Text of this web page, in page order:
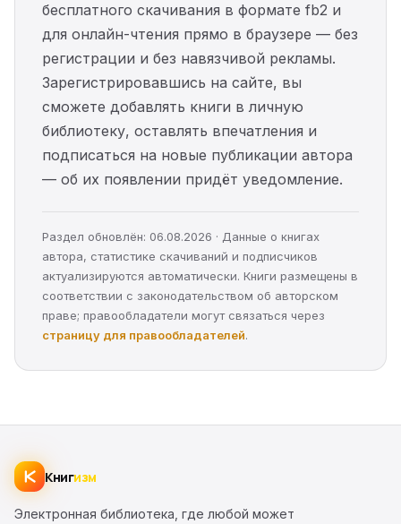
бесплатного скачивания в формате fb2 и
для онлайн-чтения прямо в браузере — без
регистрации и без навязчивой рекламы.
Зарегистрировавшись на сайте, вы
сможете добавлять книги в личную
библиотеку, оставлять впечатления и
подписаться на новые публикации автора
— об их появлении придёт уведомление.
Раздел обновлён: 06.08.2026 · Данные о книгах
автора, статистике скачиваний и подписчиков
актуализируются автоматически. Книги размещены в
соответствии с законодательством об авторском
праве; правообладатели могут связаться через
страницу для правообладателей.
Книгизм
Электронная библиотека, где любой может